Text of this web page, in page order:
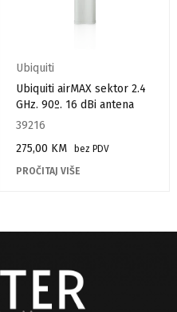
Ubiquiti
Ubiquiti airMAX sektor 2.4
GHz. 90º. 16 dBi antena
39216
275,00 KM
bez PDV
PROČITAJ VIŠE